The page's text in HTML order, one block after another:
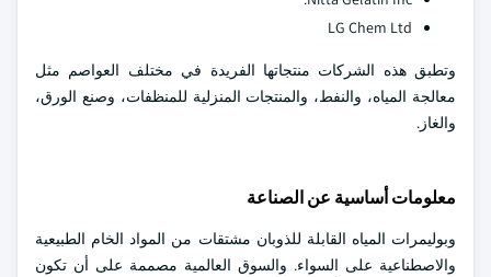
LG Chem Ltd
وتطبق هذه الشركات منتجاتها الفريدة في مختلف العواصم مثل
معالجة المياه، والنفط، والمنتجات المنزلية للمنظفات، وصنع الورق،
والغاز.
معلومات أساسية عن الصناعة
وبوليمرات المياه القابلة للذوبان مشتقات من المواد الخام الطبيعية
والاصطناعية على السواء. والسوق العالمية مصممة على أن تكون